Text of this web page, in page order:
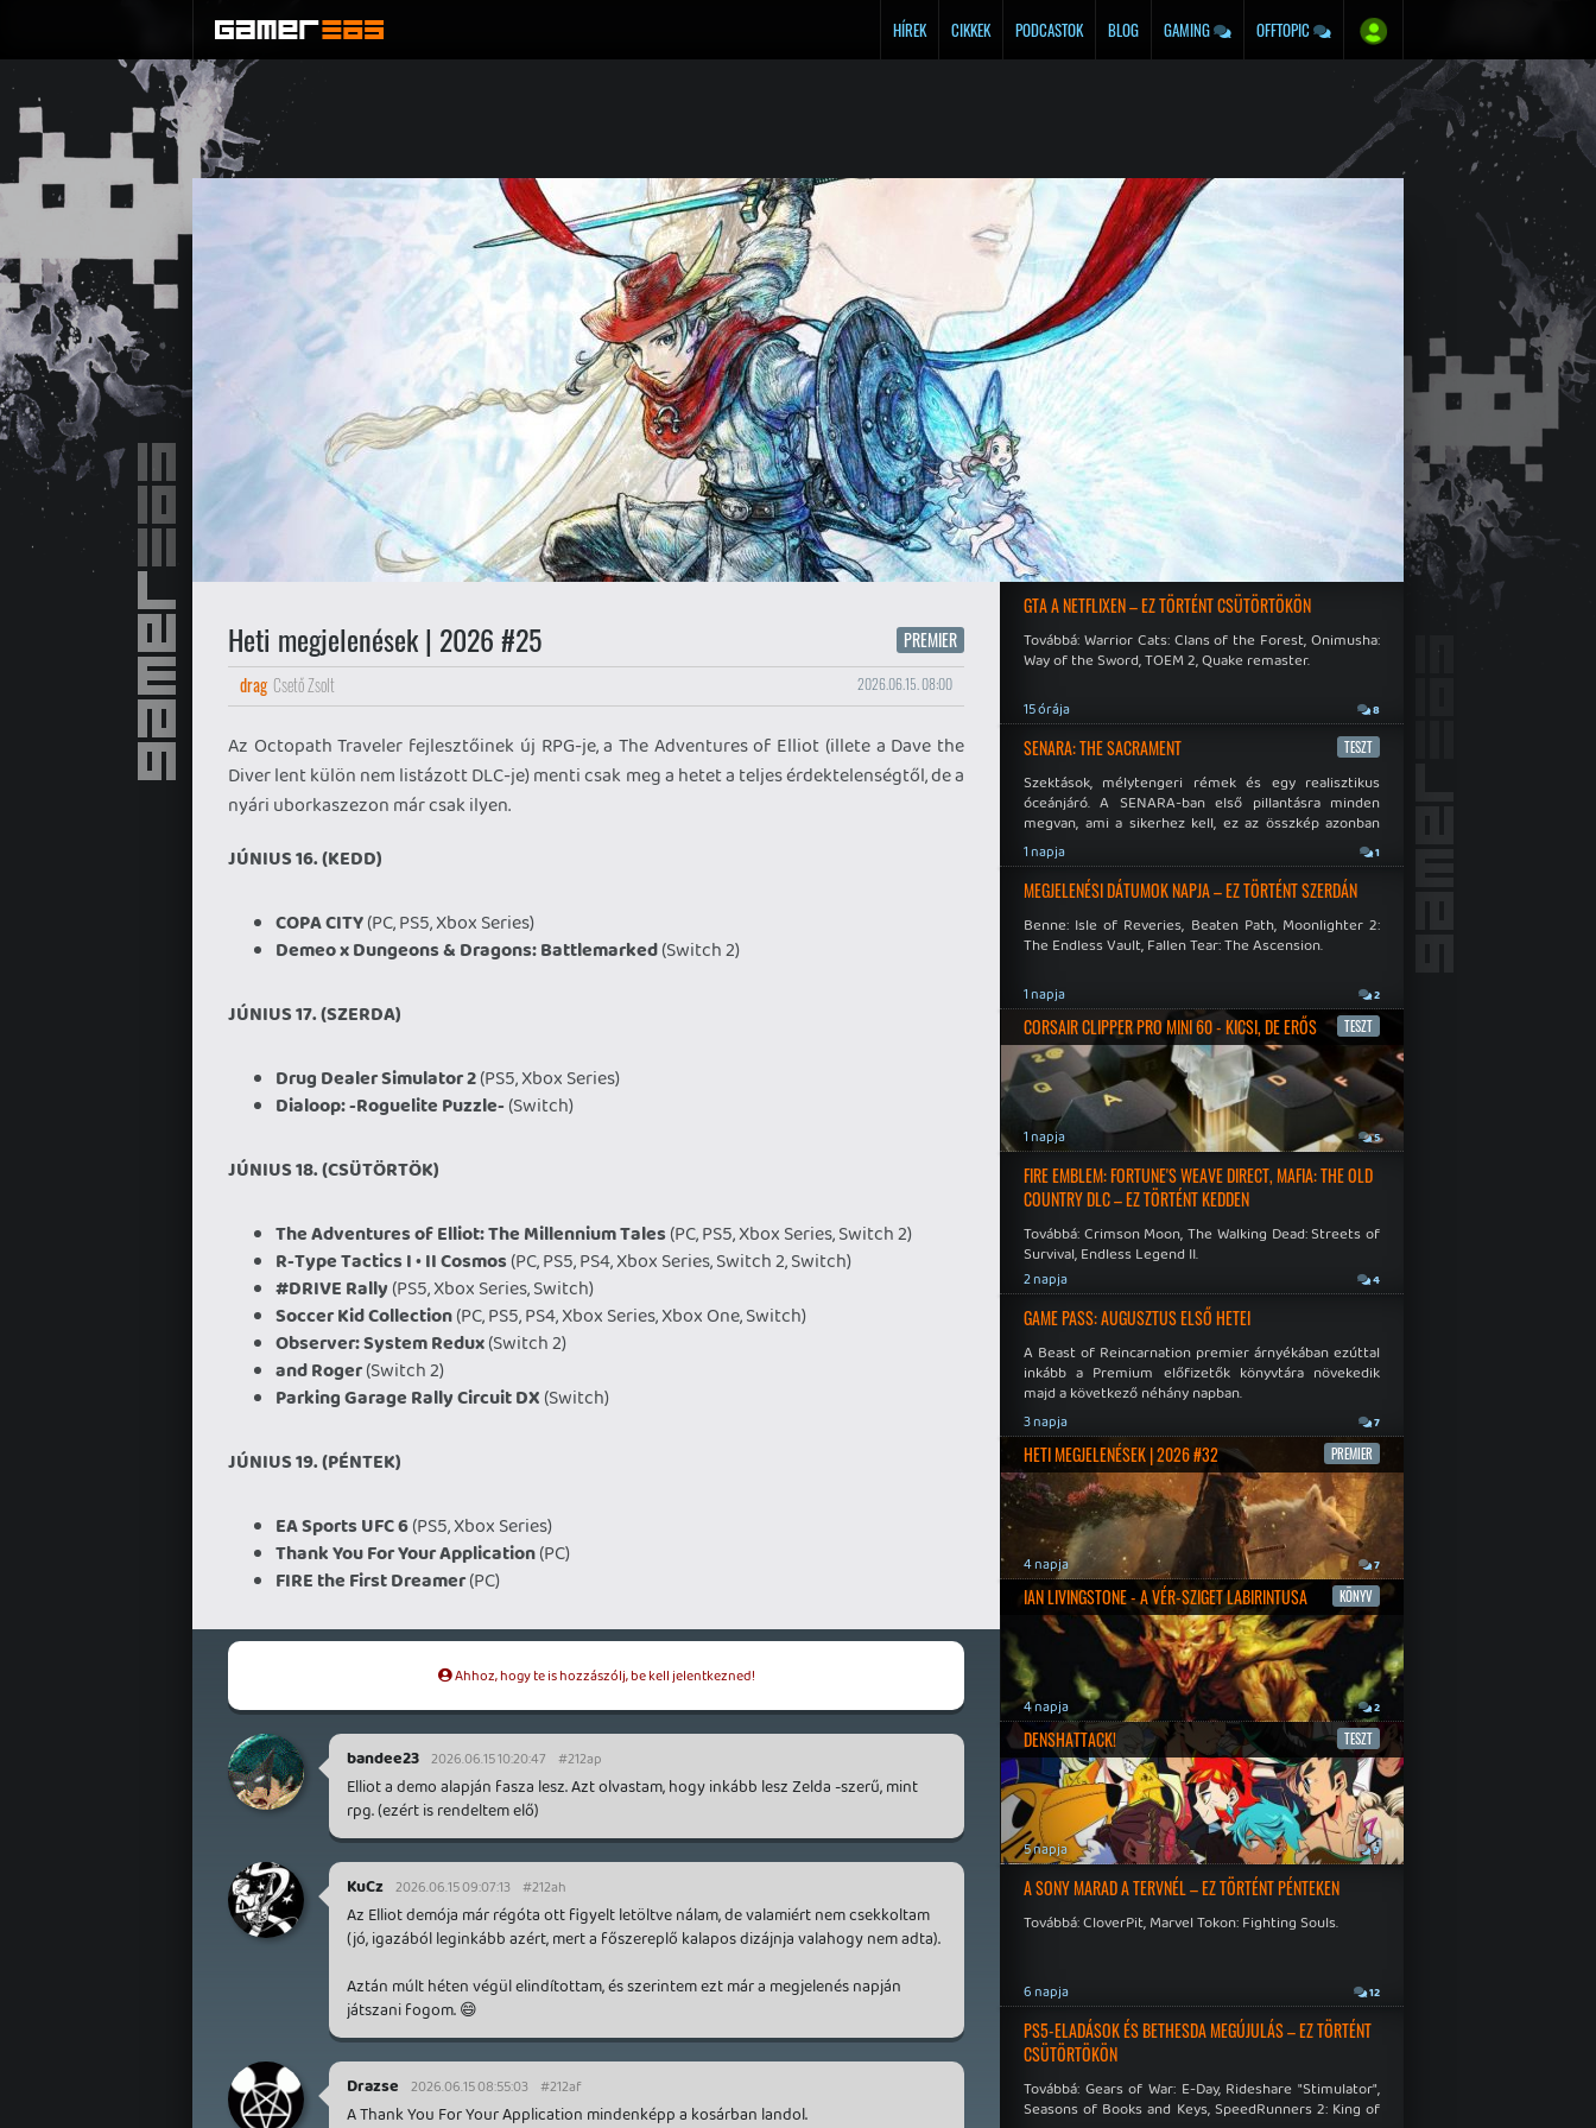
HÍREK CIKKEK PODCASTOK BLOG GAMING OFFTOPIC
Heti megjelenések | 2026 #25
PREMIER
drag Csető Zsolt 2026.06.15. 08:00
Az Octopath Traveler fejlesztőinek új RPG-je, a The Adventures of Elliot (illete a Dave the
Diver lent külön nem listázott DLC-je) menti csak meg a hetet a teljes érdektelenségtől, de a
nyári uborkaszezon már csak ilyen.
JÚNIUS 16. (KEDD)
COPA CITY(PC, PS5, Xbox Series)
Demeo x Dungeons & Dragons: Battlemarked(Switch 2)
JÚNIUS 17. (SZERDA)
Drug Dealer Simulator 2(PS5, Xbox Series)
Dialoop: -Roguelite Puzzle- (Switch)
JÚNIUS 18. (CSÜTÖRTÖK)
The Adventures of Elliot: The Millennium Tales(PC, PS5, Xbox Series, Switch 2)
R-Type Tactics I • II Cosmos(PC, PS5, PS4, Xbox Series, Switch 2, Switch)
#DRIVE Rally(PS5, Xbox Series, Switch)
Soccer Kid Collection(PC, PS5, PS4, Xbox Series, Xbox One, Switch)
Observer: System Redux(Switch 2)
and Roger(Switch 2)
Parking Garage Rally Circuit DX (Switch)
JÚNIUS 19. (PÉNTEK)
EA Sports UFC 6(PS5, Xbox Series)
Thank You For Your Application(PC)
FIRE the First Dreamer(PC)
Ahhoz, hogy te is hozzászólj, be kell jelentkezned!
bandee23 2026.06.15 10:20:47 #212ap
Elliot a demo alapján fasza lesz. Azt olvastam, hogy inkább lesz Zelda -szerű, mint
rpg. (ezért is rendeltem elő)
KuCz 2026.06.15 09:07:13 #212ah
Az Elliot demója már régóta ott figyelt letöltve nálam, de valamiért nem csekkoltam
(jó, igazából leginkább azért, mert a főszereplő kalapos dizájnja valahogy nem adta).
Aztán múlt héten végül elindítottam, és szerintem ezt már a megjelenés napján
játszani fogom. 😄
Drazse 2026.06.15 08:55:03 #212af
A Thank You For Your Application mindenképp a kosárban landol.
GTA A NETFLIXEN – EZ TÖRTÉNT CSÜTÖRTÖKÖN
Továbbá: Warrior Cats: Clans of the Forest, Onimusha:
Way of the Sword, TOEM 2, Quake remaster.
15 órája 8
SENARA: THE SACRAMENT TESZT
Szektások, mélytengeri rémek és egy realisztikus
óceánjáró. A SENARA-ban első pillantásra minden
megvan, ami a sikerhez kell, ez az összkép azonban
becsapós.
1 napja 1
MEGJELENÉSI DÁTUMOK NAPJA – EZ TÖRTÉNT SZERDÁN
Benne: Isle of Reveries, Beaten Path, Moonlighter 2:
The Endless Vault, Fallen Tear: The Ascension.
1 napja 2
CORSAIR CLIPPER PRO MINI 60 - KICSI, DE ERŐS TESZT
1 napja 5
FIRE EMBLEM: FORTUNE'S WEAVE DIRECT, MAFIA: THE OLD
COUNTRY DLC – EZ TÖRTÉNT KEDDEN
Továbbá: Crimson Moon, The Walking Dead: Streets of
Survival, Endless Legend II.
2 napja 4
GAME PASS: AUGUSZTUS ELSŐ HETEI
A Beast of Reincarnation premier árnyékában ezúttal
inkább a Premium előfizetők könyvtára növekedik
majd a következő néhány napban.
3 napja 7
HETI MEGJELENÉSEK | 2026 #32 PREMIER
4 napja 7
IAN LIVINGSTONE - A VÉR-SZIGET LABIRINTUSA KÖNYV
4 napja 2
DENSHATTACK! TESZT
5 napja 9
A SONY MARAD A TERVNÉL – EZ TÖRTÉNT PÉNTEKEN
Továbbá: CloverPit, Marvel Tokon: Fighting Souls.
6 napja 12
PS5-ELADÁSOK ÉS BETHESDA MEGÚJULÁS – EZ TÖRTÉNT
CSÜTÖRTÖKÖN
Továbbá: Gears of War: E-Day, Rideshare "Stimulator",
Seasons of Books and Keys, SpeedRunners 2: King of